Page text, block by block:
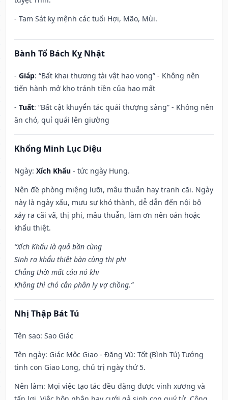
- Tam Sát kỵ mệnh các tuổi Hợi, Mão, Mùi.
Bành Tổ Bách Kỵ Nhật
- Giáp: “Bất khai thương tài vật hao vong” - Không nên
tiến hành mở kho tránh tiền của hao mất
- Tuất: “Bất cật khuyển tác quái thượng sàng” - Không nên
ăn chó, quỉ quái lên giường
Khổng Minh Lục Diệu
Ngày: Xích Khẩu - tức ngày Hung.
Nên đề phòng miệng lưỡi, mâu thuẫn hay tranh cãi. Ngày
này là ngày xấu, mưu sự khó thành, dễ dẫn đến nội bộ
xảy ra cãi vã, thị phi, mâu thuẫn, làm ơn nên oán hoặc
khẩu thiệt.
“Xích Khẩu là quả bần cùng
Sinh ra khẩu thiệt bàn cùng thị phi
Chẳng thời mất của nó khi
Không thì chó cắn phân ly vợ chồng.”
Nhị Thập Bát Tú
Tên sao: Sao Giác
Tên ngày: Giác Mộc Giao - Đặng Vũ: Tốt (Bình Tú) Tướng
tinh con Giao Long, chủ trị ngày thứ 5.
Nên làm: Mọi việc tạo tác đều đặng được vinh xương và